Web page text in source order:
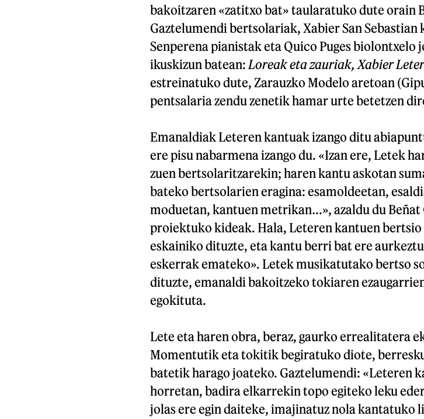
bakoitzaren «zatitxo bat» taularatuko dute orain
Gaztelumendi bertsolariak, Xabier San
Senperena pianistak eta Quico Puges biolontxelo
ikuskizun batean: Loreak eta zauriak, Xabier
estreinatuko dute, Zarauzko Modelo aretoan
pentsalaria zendu zenetik hamar urte betetzen
Emanaldiak Leteren kantuak izango ditu
ere pisu nabarmena izango du. «Izan ere, Letek
zuen bertsolaritzarekin; haren kantu askotan
bateko bertsolarien eragina: esamoldeetan,
moduetan, kantuen metrikan…», azaldu du Beñat
proiektuko kideak. Hala, Leteren kantuen
eskainiko dituzte, eta kantu berri bat ere
eskerrak emateko». Letek musikatutako bertso
dituzte, emanaldi bakoitzeko tokiaren
egokituta.
Lete eta haren obra, beraz, gaurko errealitatera
Momentutik eta tokitik begiratuko diote,
batetik harago joateko. Gaztelumendi: «Leteren
horretan, badira elkarrekin topo egiteko leku
jolas ere egin daiteke, imajinatuz nola kantatuko